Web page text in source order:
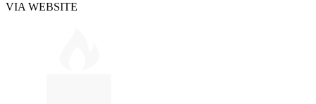
VIA WEBSITE